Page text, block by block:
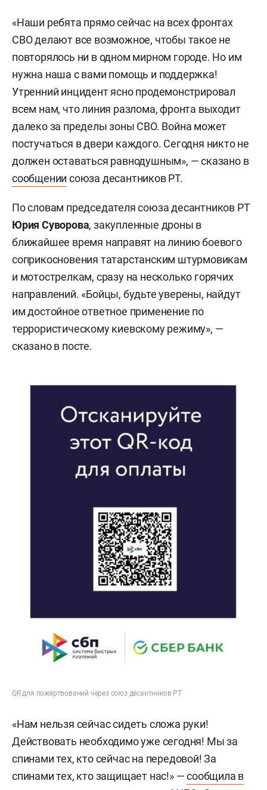
«Наши ребята прямо сейчас на всех фронтах
СВО делают все возможное, чтобы такое не
повторялось ни в одном мирном городе. Но им
нужна наша с вами помощь и поддержка!
Утренний инцидент ясно продемонстрировал
всем нам, что линия разлома, фронта выходит
далеко за пределы зоны СВО. Война может
постучаться в двери каждого. Сегодня никто не
должен оставаться равнодушным», — сказано в
сообщении союза десантников РТ.
По словам председателя союза десантников РТ
Юрия Суворова, закупленные дроны в
ближайшее время направят на линию боевого
соприкосновения татарстанским штурмовикам
и мотострелкам, сразу на несколько горячих
направлений. «Бойцы, будьте уверены, найдут
им достойное ответное применение по
террористическому киевскому режиму», —
сказано в посте.
QR для пожертвований через союз десантников РТ
«Нам нельзя сейчас сидеть сложа руки!
Действовать необходимо уже сегодня! Мы за
спинами тех, кто сейчас на передовой! За
спинами тех, кто защищает нас!» —сообщила в